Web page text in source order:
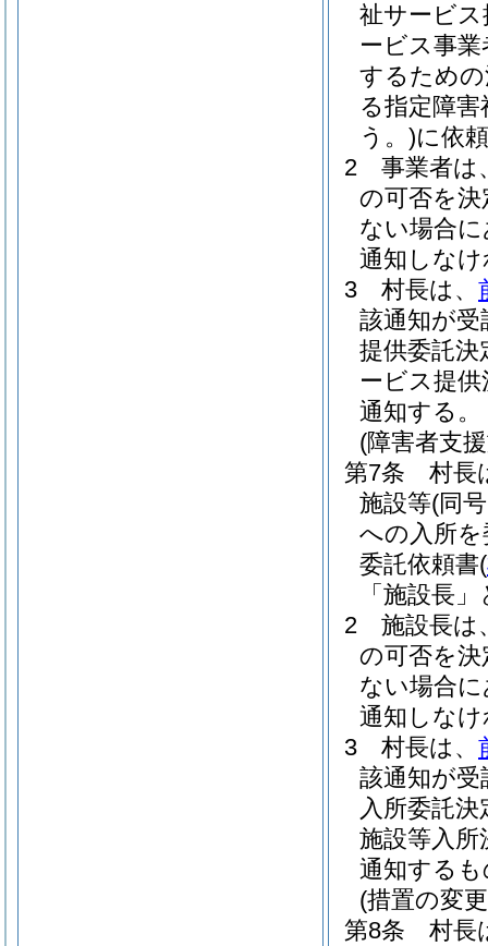
祉サービ
ービス事業
するため
る指定障
う。)に依
2
事業者は
の可否を
ない場合
通知しな
3
村長は、
該通知が
提供委託決
ービス提
通知する。
(障害者支
第7条
村長
施設等(同
への入所
委託依頼書(
「施設長
2
施設長は
の可否を
ない場合
通知しな
3
村長は、
該通知が
入所委託決
施設等入所
通知する
(措置の変
第8条
村長